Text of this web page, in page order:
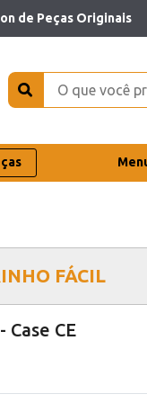
de Peças Originais
FÁCIL
Case CE